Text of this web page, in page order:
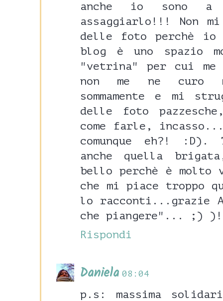
anche io sono a
assaggiarlo!!! Non
delle foto perchè io
blog è uno spazio
"vetrina" per cui me
non me ne curo
sommamente e mi
delle foto
come farle,
comunque eh?!
anche quella
bello perchè è molto
che mi piace troppo
lo racconti...grazie
che piangere"... ;) )!
Rispondi
Daniela 08:04
p.s: massima